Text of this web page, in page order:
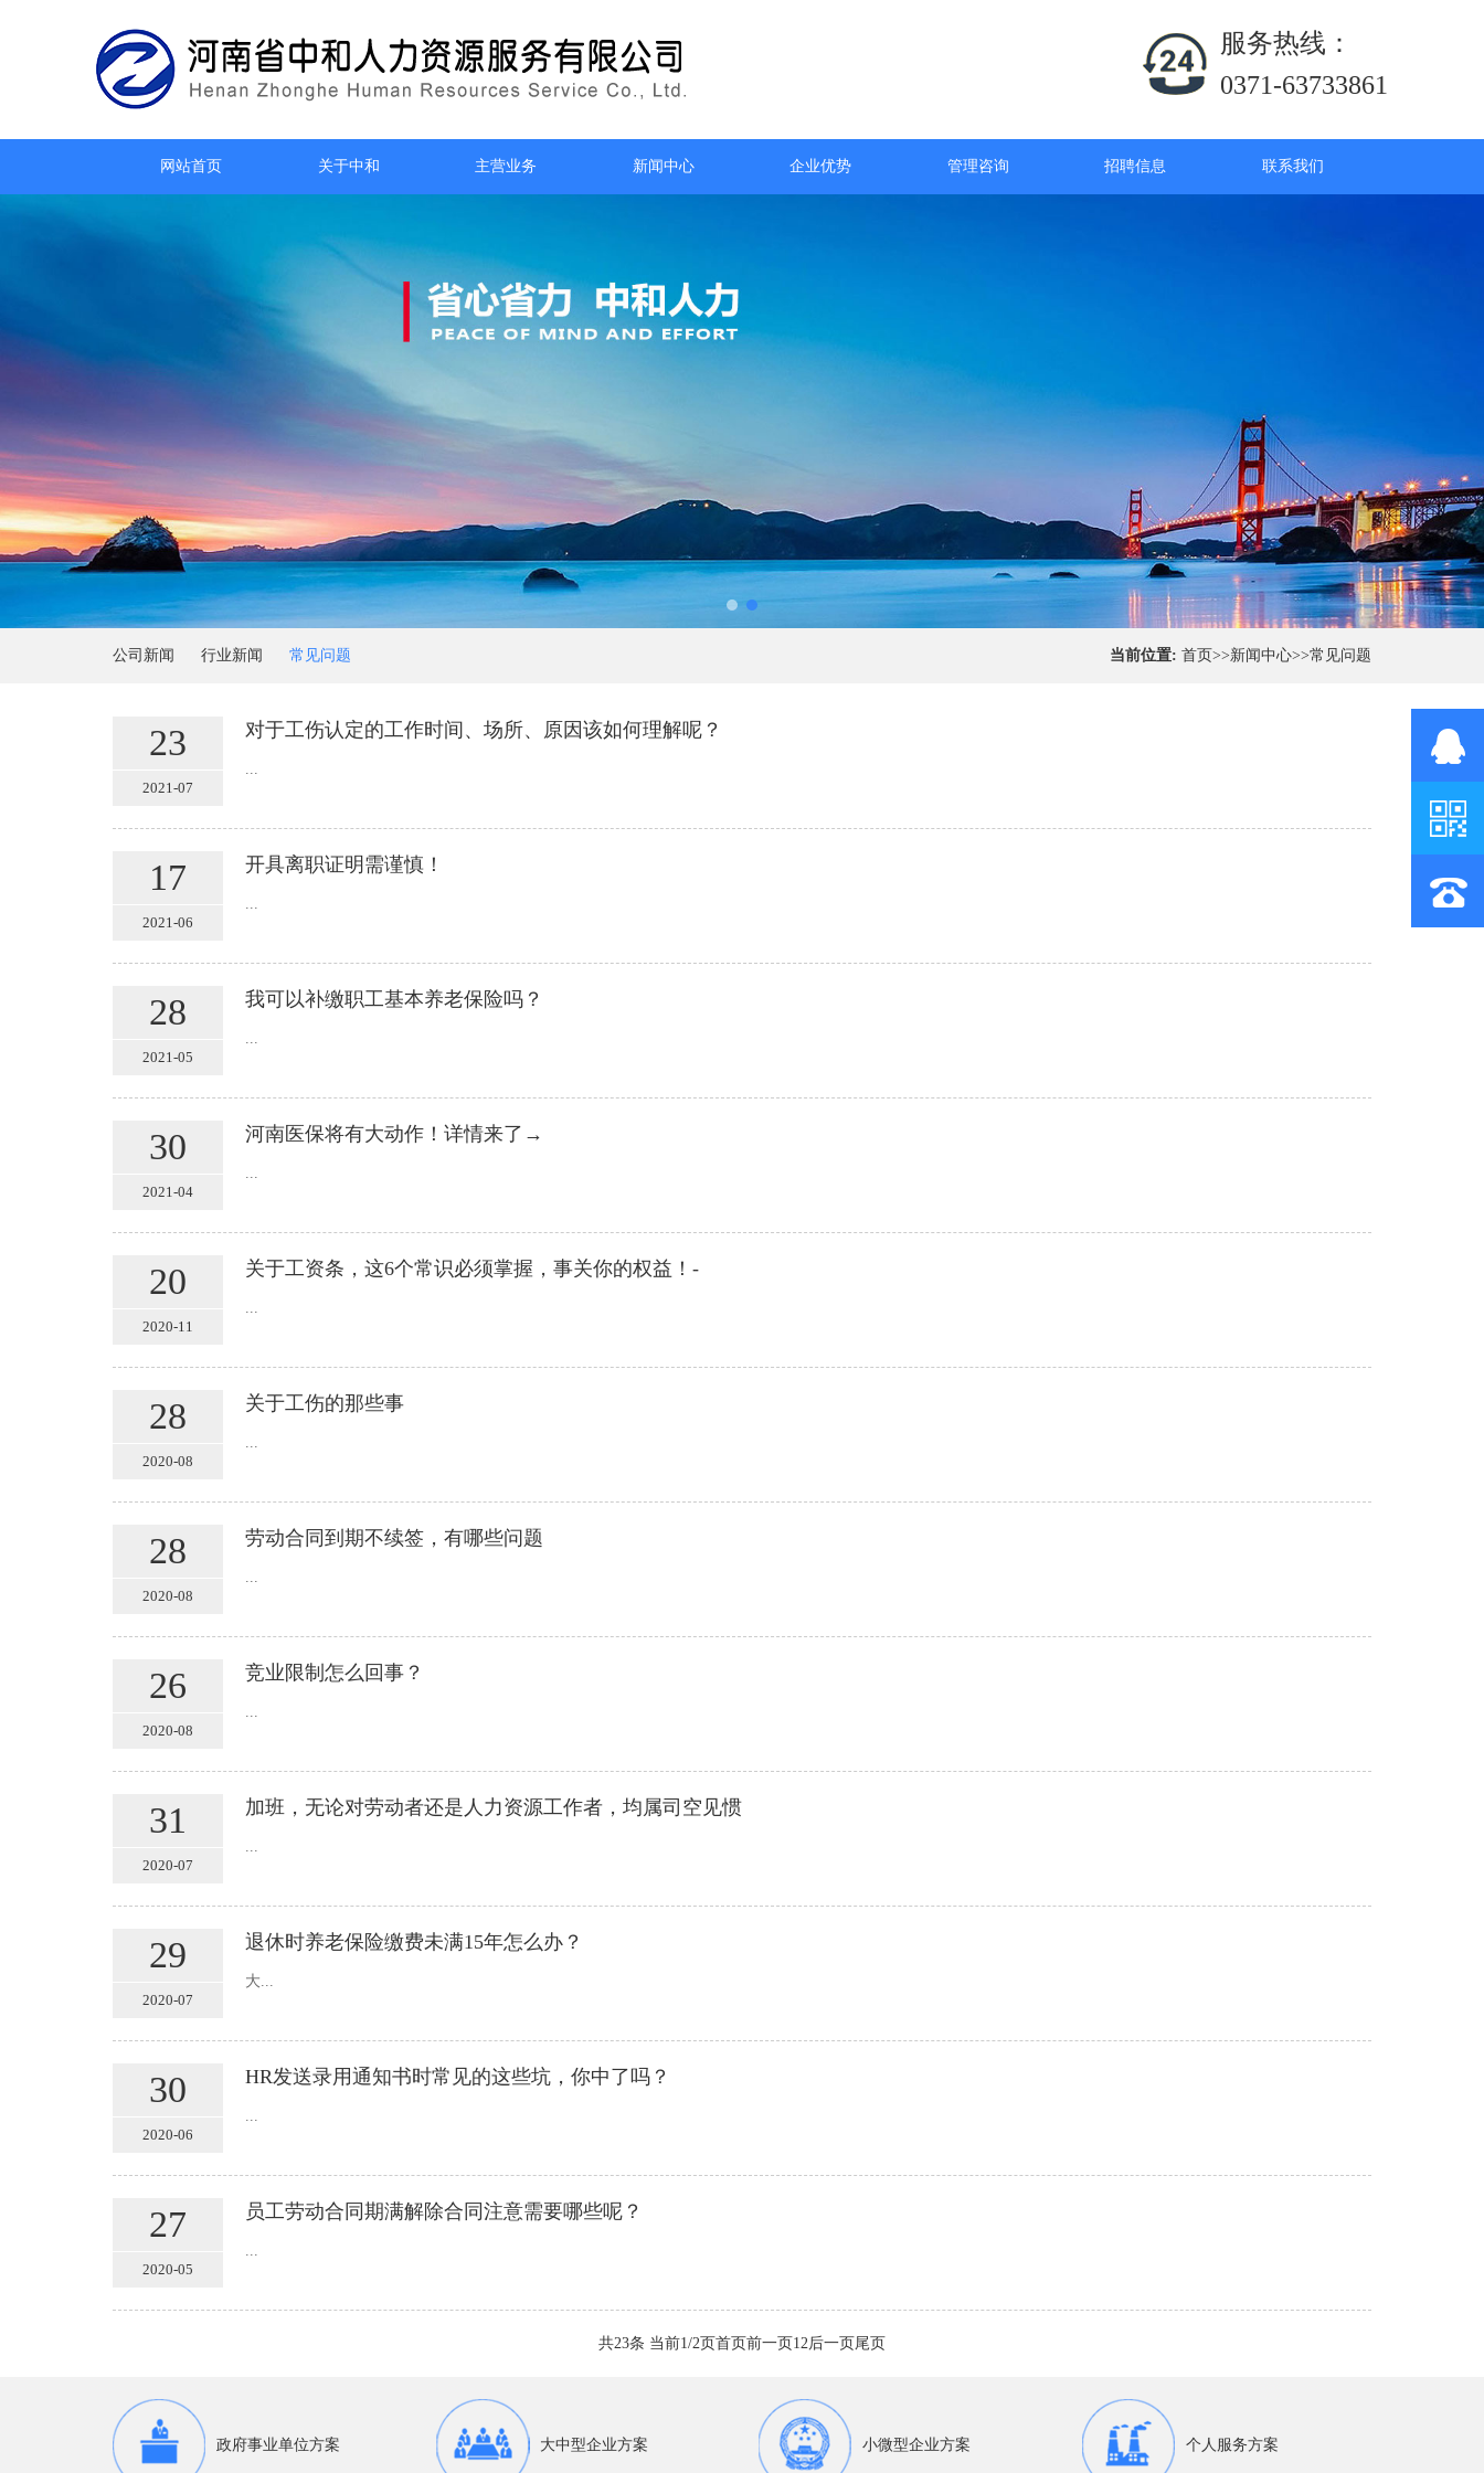
服务热线：
0371-63733861
网站首页 关于中和 主营业务 新闻中心 企业优势 管理咨询 招聘信息 联系我们
公司新闻 行业新闻 常见问题 当前位置: 首页>>新闻中心>>常见问题
23
2021-07
对于工伤认定的工作时间、场所、原因该如何理解呢？
...
17
2021-06
开具离职证明需谨慎！
...
28
2021-05
我可以补缴职工基本养老保险吗？
...
30
2021-04
河南医保将有大动作！详情来了→
...
20
2020-11
关于工资条，这6个常识必须掌握，事关你的权益！-
...
28
2020-08
关于工伤的那些事
...
28
2020-08
劳动合同到期不续签，有哪些问题
...
26
2020-08
竞业限制怎么回事？
...
31
2020-07
加班，无论对劳动者还是人力资源工作者，均属司空见惯
...
29
2020-07
退休时养老保险缴费未满15年怎么办？
大...
30
2020-06
HR发送录用通知书时常见的这些坑，你中了吗？
...
27
2020-05
员工劳动合同期满解除合同注意需要哪些呢？
...
共23条 当前1/2页首页前一页12后一页尾页
政府事业单位方案 大中型企业方案 小微型企业方案 个人服务方案